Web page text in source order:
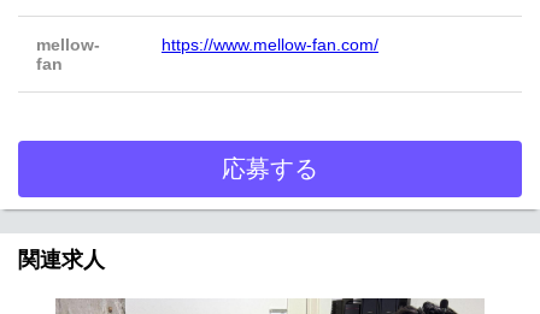
mellow-
fan
https://www.mellow-fan.com/
応募する
関連求人